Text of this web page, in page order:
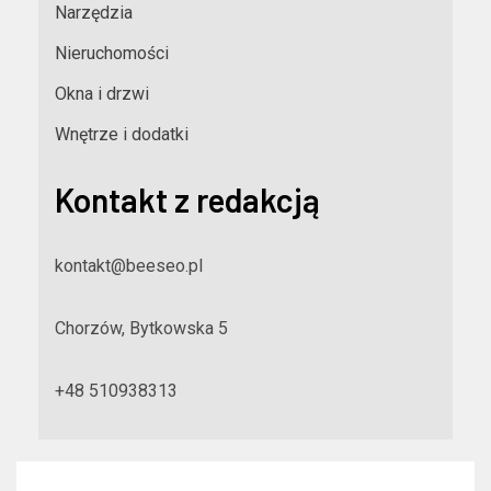
Narzędzia
Nieruchomości
Okna i drzwi
Wnętrze i dodatki
Kontakt z redakcją
kontakt@beeseo.pl
Chorzów, Bytkowska 5
+48 510938313